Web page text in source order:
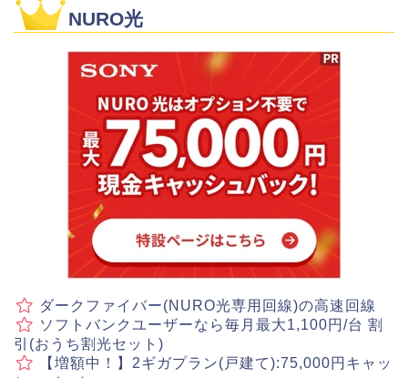
NURO光
ダークファイバー(NURO光専用回線)の高速回線
ソフトバンクユーザーなら毎月最大1,100円/台 割
引(おうち割光セット)
【増額中！】2ギガプラン(戸建て):75,000円キャッ